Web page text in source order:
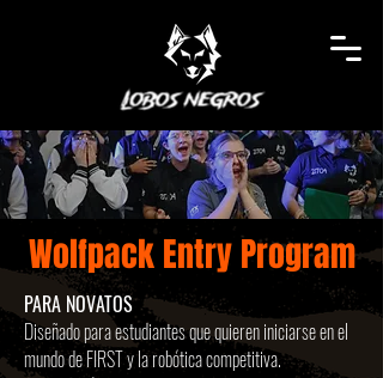
Wolfpack Entry Program
PARA NOVATOS
Diseñado para estudiantes que quieren iniciarse en el
mundo de FIRST y la robótica competitiva.